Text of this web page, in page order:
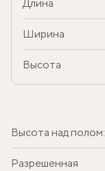
Длина
Ширина
Высота
Высота над полом:
Разрешенная